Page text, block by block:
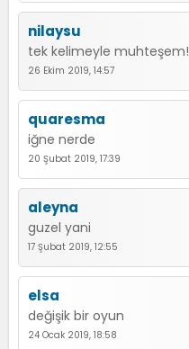
nilaysu
tek kelimeyle muhteşem!
26 Ekim 2019, 14:57
quaresma
iğne nerde
20 Şubat 2019, 17:39
aleyna
guzel yani
17 Şubat 2019, 12:55
elsa
değişik bir oyun
24 Ocak 2019, 18:58